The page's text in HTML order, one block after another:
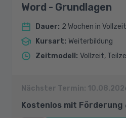
Word - Grundlagen
Dauer: 2 Wochen in
Kursart: Weiterbildung
Zeitmodell : Vollzeit,
Nächster Termin:
Kostenlos mit Förderung